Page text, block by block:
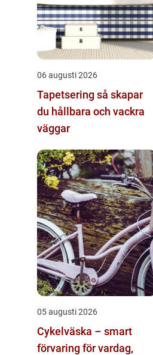
06 augusti 2026
Tapetsering så skapar
du hållbara och vackra
väggar
05 augusti 2026
Cykelväska – smart
förvaring för vardag,